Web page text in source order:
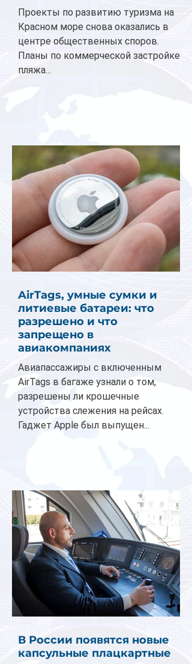
Проекты по развитию туризма на
Красном море снова оказались в
центре общественных споров.
Планы по коммерческой застройке
пляжа...
AirTags, умные сумки и
литиевые батареи: что
разрешено и что
запрещено в
авиакомпаниях
Авиапассажиры с включенным
AirTags в багаже узнали о том,
разрешены ли крошечные
устройства слежения на рейсах.
Гаджет Apple был выпущен...
В России появятся новые
капсульные плацкартные